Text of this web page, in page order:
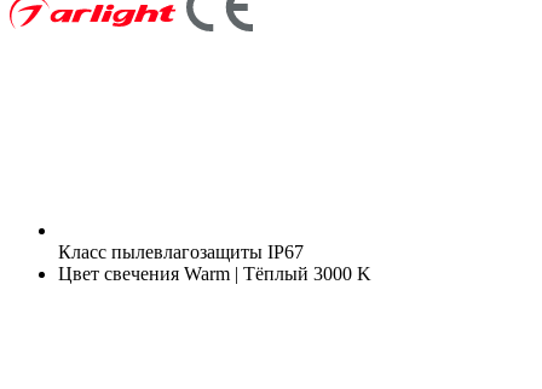
Класс пылевлагозащиты IP67
Цвет свечения Warm | Тёплый 3000 K